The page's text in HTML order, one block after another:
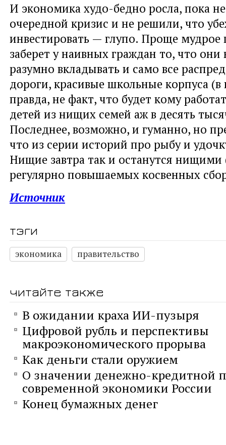
И экономика худо-бедно росла, пока
очередной кризис и не решили, что
инвестировать — глупо. Проще мудрое
заберет у наивных граждан то, что они
разумно вкладывать и само все
дороги, красивые школьные корпуса (в
правда, не факт, что будет кому
детей из нищих семей аж в десять
Последнее, возможно, и гуманно, но
что из серии историй про рыбу и
Нищие завтра так и останутся нищими
регулярно повышаемых косвенных
Источник
тэги
экономика правительство
читайте также
В ожидании краха ИИ-пузыря
Цифровой рубль и перспективы
макроэкономического прорыва
Как деньги стали оружием
О значении денежно-кредитной
современной экономики России
Конец бумажных денег